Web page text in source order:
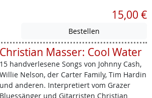
15,00 €
Christian Masser: Cool Water
15 handverlesene Songs von Johnny Cash,
Willie Nelson, der Carter Family, Tim Hardin
und anderen. Interpretiert vom Grazer
Bluessänger und Gitarristen Christian